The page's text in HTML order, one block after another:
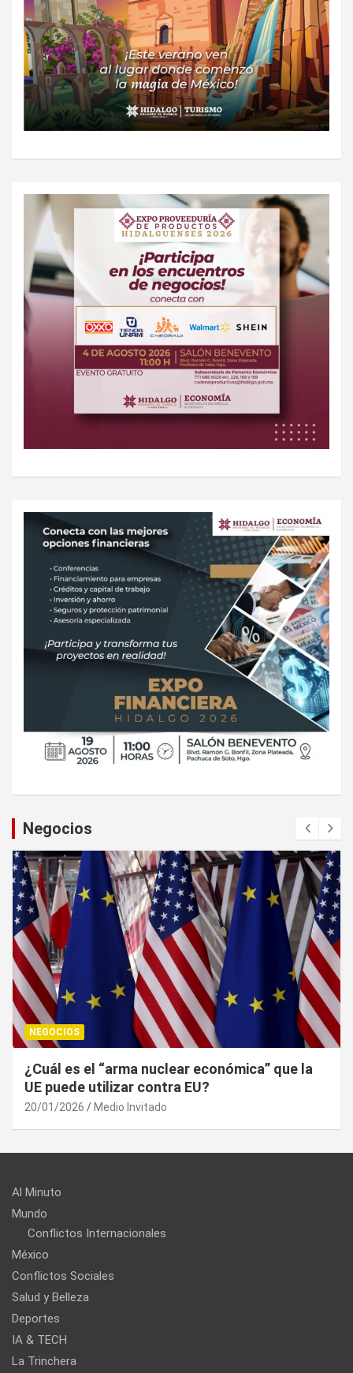
Negocios
NEGOCIOS
¿Cuál es el “arma nuclear económica” que la
UE puede utilizar contra EU?
20/01/2026 Medio Invitado
Al Minuto
Mundo
Conflictos Internacionales
México
Conflictos Sociales
Salud y Belleza
Deportes
IA & TECH
La Trinchera